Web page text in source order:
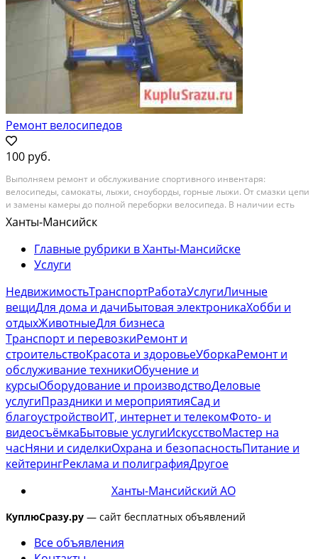
Ремонт велосипедов
100 руб.
Выполняем ремонт и обслуживание спортивного инвентаря:
велосипеды, самокаты, лыжи, сноуборды, горные лыжи. От смазки цепи
и замены камеры до полной переборки велосипеда. В наличии есть
запчасти. Нанесение парафинов на скользящую поверхность, заточка
кантов, заливка царапин.
Ханты-Мансийск
Главные рубрики в Ханты-Мансийске
Услуги
НедвижимостьТранспортРаботаУслугиЛичные
вещиДля дома и дачиБытовая электроникаХобби и
отдыхЖивотныеДля бизнеса
Транспорт и перевозкиРемонт и
строительствоКрасота и здоровьеУборкаРемонт и
обслуживание техникиОбучение и
курсыОборудование и производствоДеловые
услугиПраздники и мероприятияСад и
благоустройствоИТ, интернет и телекомФото- и
видеосъёмкаБытовые услугиИскусствоМастер на
часНяни и сиделкиОхрана и безопасностьПитание и
кейтерингРеклама и полиграфияДругое
Ханты-Мансийский АО
КуплюСразу.ру — сайт бесплатных объявлений
Все объявления